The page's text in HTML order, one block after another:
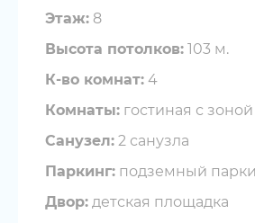
Этаж: 8
Высота потолков: 103 м.
К-во комнат: 4
Комнаты: гостиная с
Санузел: 2 санузла
Паркинг: подземный
Двор: детская площадка